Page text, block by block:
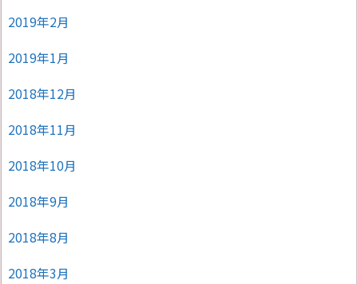
2019年2月
2019年1月
2018年12月
2018年11月
2018年10月
2018年9月
2018年8月
2018年3月